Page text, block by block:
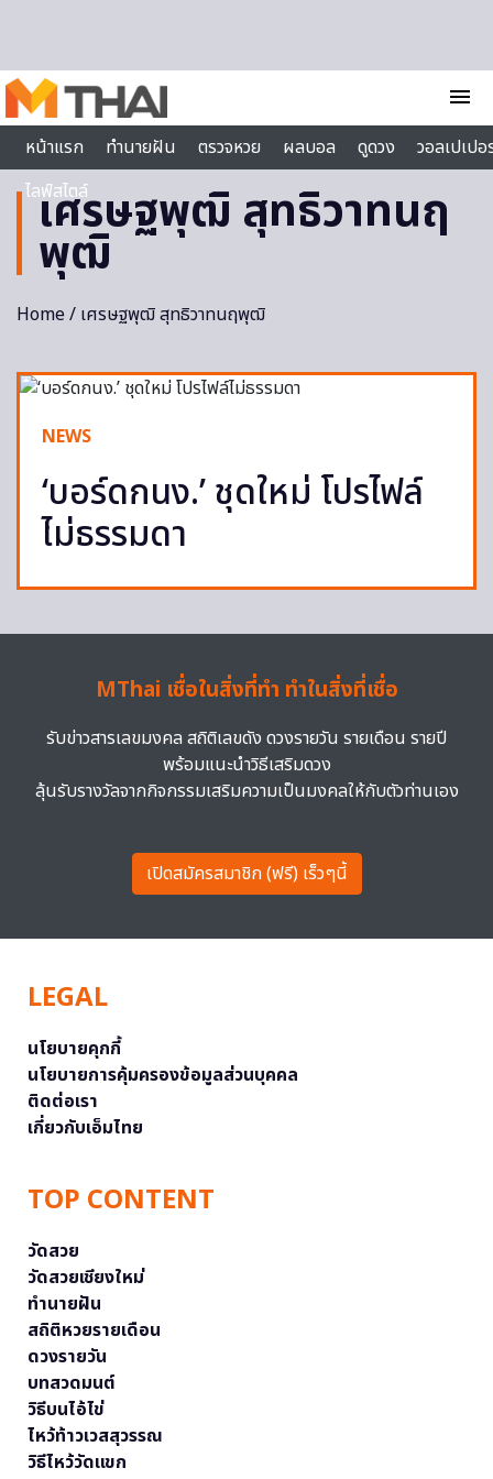
menu
หน้าแรก
ทำนายฝัน ตรวจหวย ผลบอล ดูดวง
วอลเปเป
ไลฟ์สไตล์
เศรษฐพุฒิ สุทธิวาทนฤ
พุฒิ
Home/ เศรษฐพุฒิ สุทธิวาทนฤพุฒิ
NEWS
‘บอร์ดกนง.’ ชุดใหม่ โปรไฟล์
ไม่ธรรมดา
MThai เชื่อในสิ่งที่ทำ ทำในสิ่งที่เชื่อ
รับข่าวสารเลขมงคล สถิติเลขดัง ดวงรายวัน รายเดือน รายปี
พร้อมแนะนำวิธีเสริมดวง
ลุ้นรับรางวัลจากกิจกรรมเสริมความเป็นมงคลให้กับตัวท่านเอง
เปิดสมัครสมาชิก (ฟรี) เร็วๆนี้
LEGAL
นโยบายคุกกี้
นโยบายการคุ้มครองข้อมูลส่วนบุคคล
ติดต่อเรา
เกี่ยวกับเอ็มไทย
TOP CONTENT
วัดสวย
วัดสวยเชียงใหม่
ทำนายฝัน
สถิติหวยรายเดือน
ดวงรายวัน
บทสวดมนต์
วิธีบนไอ้ไข่
ไหว้ท้าวเวสสุวรรณ
วิธีไหว้วัดแขก